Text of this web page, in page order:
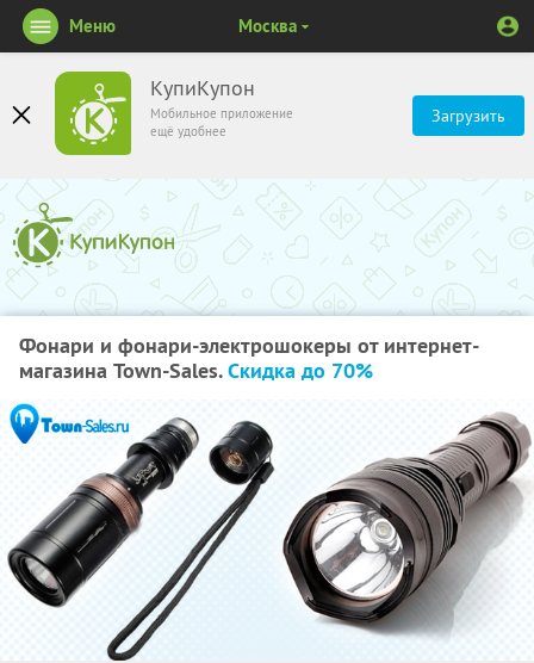
КупиКупон
Мобильное приложение
ещё удобнее
Загрузить
Меню Москва
Фонари и фонари-электрошокеры от интернет-
магазина Town-Sales.Скидка до 70%